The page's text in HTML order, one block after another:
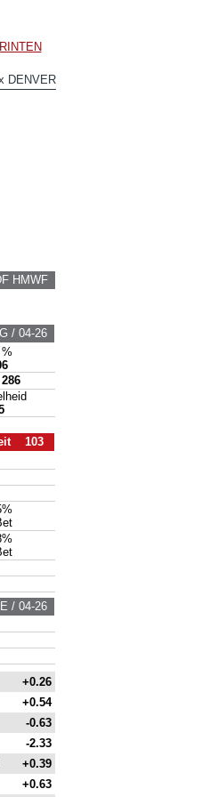
DENVER
HMWF
/ 04-26
286
103
/ 04-26
+0.26
+0.54
-0.63
-2.33
+0.39
+0.63